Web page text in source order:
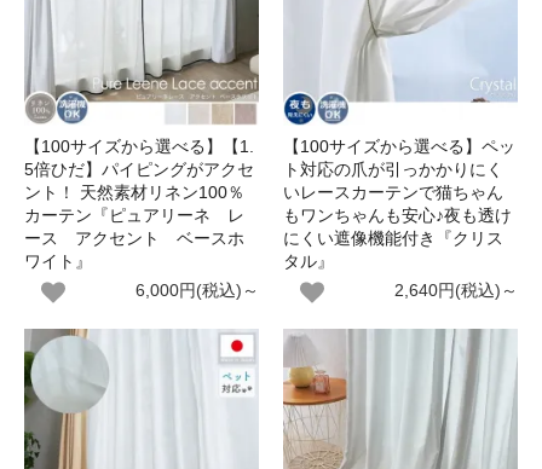
【100サイズから選べる】【1.
5倍ひだ】パイピングがアクセ
ント！ 天然素材リネン100％
カーテン『ピュアリーネ レ
ース アクセント ベースホ
ワイト』
6,000円(税込)～
【100サイズから選べる】ペッ
ト対応の爪が引っかかりにく
いレースカーテンで猫ちゃん
もワンちゃんも安心♪夜も透け
にくい遮像機能付き『クリス
タル』
2,640円(税込)～